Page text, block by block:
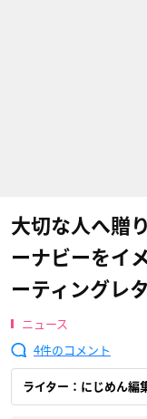
大切な人へ贈
ーナビーをイ
ーティングレ
ニュース
4
ライター：にじめん編